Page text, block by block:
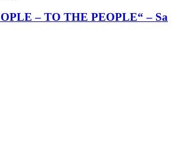
– TO THE PEOPLE“ – Sa